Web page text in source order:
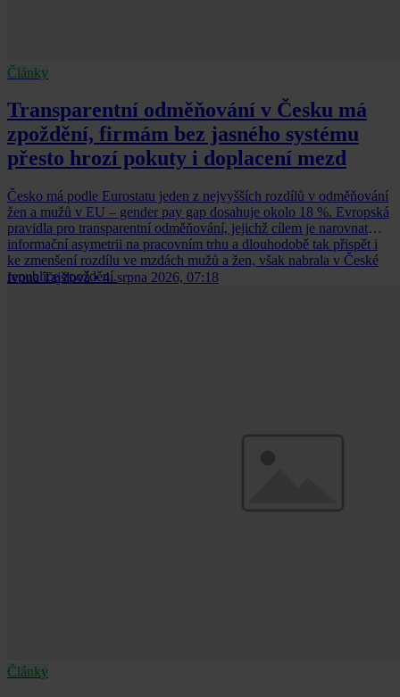
Články
Transparentní odměňování v Česku má
zpoždění, firmám bez jasného systému
přesto hrozí pokuty i doplacení mezd
Česko má podle Eurostatu jeden z nejvyšších rozdílů v odměňování
žen a mužů v EU – gender pay gap dosahuje okolo 18 %. Evropská
pravidla pro transparentní odměňování, jejichž cílem je narovnat
informační asymetrii na pracovním trhu a dlouhodobě tak přispět i
ke zmenšení rozdílu ve mzdách mužů a žen, však nabrala v České
republice zpoždění.
Ivona Tajšlová • 4. srpna 2026, 07:18
Články